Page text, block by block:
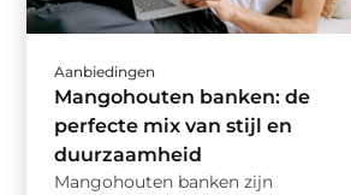
Aanbiedingen
Mangohouten banken: de
perfecte mix van stijl en
duurzaamheid
Mangohouten banken zijn